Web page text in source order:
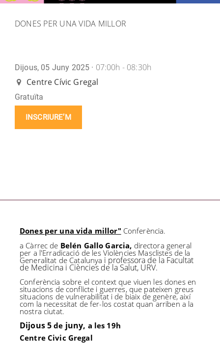
DONES PER UNA VIDA MILLOR
Dijous, 05 Juny 2025 · 07:00h - 08:30h
Centre Cívic Gregal
Gratuïta
INSCRIURE’M
Dones per una vida millor" Conferència.
a Càrrec de Belén Gallo Garcia, directora general
per a l'Erradicació de les Violències Masclistes de la
Generalitat de Catalunya i professora de la Facultat
de Medicina i Ciències de la Salut, URV.
Conferència sobre el context que viuen les dones en
situacions de conflicte i guerres, que pateixen greus
situacions de vulnerabilitat i de biaix de genère, així
com la necessitat de fer-los costat quan arriben a la
nostra ciutat.
Dijous 5 de juny, a les 19h
Centre Civic Gregal